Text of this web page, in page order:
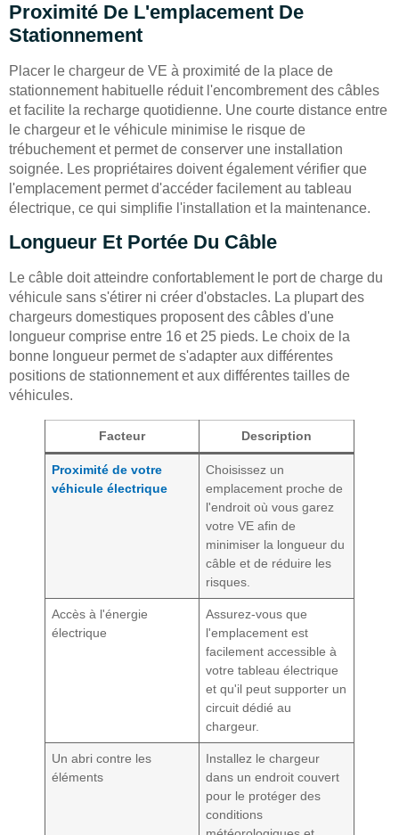
Proximité De L'emplacement De
Stationnement
Placer le chargeur de VE à proximité de la place de
stationnement habituelle réduit l'encombrement des câbles
et facilite la recharge quotidienne. Une courte distance entre
le chargeur et le véhicule minimise le risque de
trébuchement et permet de conserver une installation
soignée. Les propriétaires doivent également vérifier que
l'emplacement permet d'accéder facilement au tableau
électrique, ce qui simplifie l'installation et la maintenance.
Longueur Et Portée Du Câble
Le câble doit atteindre confortablement le port de charge du
véhicule sans s'étirer ni créer d'obstacles. La plupart des
chargeurs domestiques proposent des câbles d'une
longueur comprise entre 16 et 25 pieds. Le choix de la
bonne longueur permet de s'adapter aux différentes
positions de stationnement et aux différentes tailles de
véhicules.
Facteur Description
Proximité de votre
véhicule électrique
Choisissez un
emplacement proche de
l'endroit où vous garez
votre VE afin de
minimiser la longueur du
câble et de réduire les
risques.
Accès à l'énergie
électrique
Assurez-vous que
l'emplacement est
facilement accessible à
votre tableau électrique
et qu'il peut supporter un
circuit dédié au
chargeur.
Un abri contre les
éléments
Installez le chargeur
dans un endroit couvert
pour le protéger des
conditions